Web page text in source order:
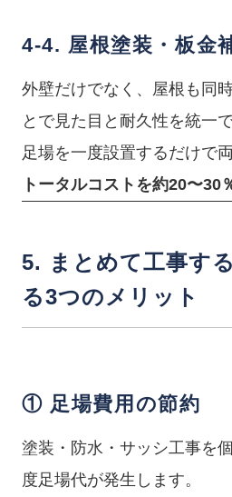
4-4. 屋根塗装・板金
外壁だけでなく、屋根も同
とで見た目と耐久性を統一で
足場を一度設置するだけで
トータルコストを約20〜30
5. まとめて工事す
る3つのメリット
① 足場費用の節約
塗装・防水・サッシ工事を
度足場代が発生します。